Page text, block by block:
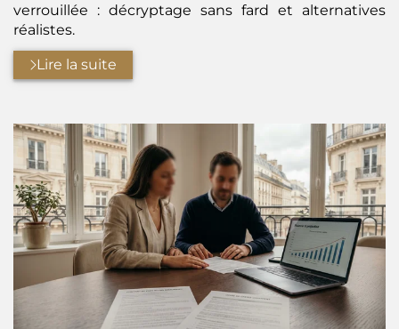
verrouillée : décryptage sans fard et alternatives
réalistes.
Lire la suite